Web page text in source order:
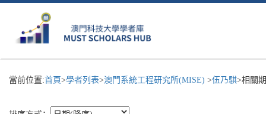
當前位置:首頁>學者列表>澳門系統工程研究所(MISE) >伍乃騏>相關